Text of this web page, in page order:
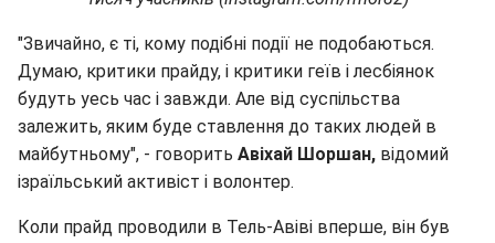
"Звичайно, є ті, кому подібні події не подобаються.
Думаю, критики прайду, і критики геїв і лесбіянок
будуть уесь час і завжди. Але від суспільства
залежить, яким буде ставлення до таких людей в
майбутньому", - говорить Авіхай Шоршан, відомий
ізраїльський активіст і волонтер.
Коли прайд проводили в Тель-Авіві вперше, він був